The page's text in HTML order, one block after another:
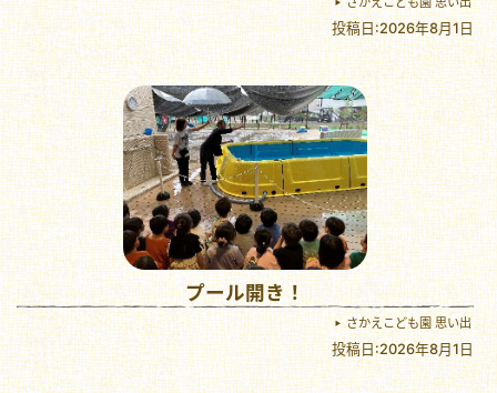
投稿日:2026年8月1日
プール開き！
さかえこども園 思い出
投稿日:2026年8月1日